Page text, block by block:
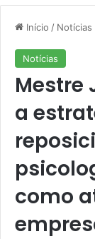
Início / Notícias
Notícias
Mestre
a
como